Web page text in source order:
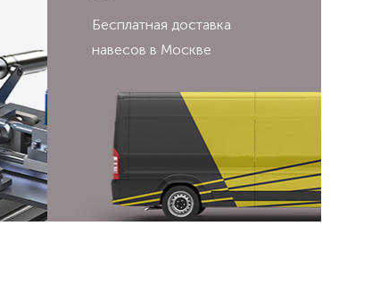
Бесплатная доставка
навесов в Москве